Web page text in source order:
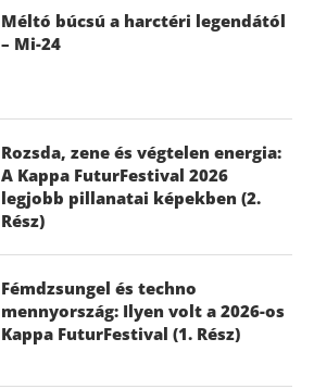
Méltó búcsú a harctéri legendától
– Mi-24
Rozsda, zene és végtelen energia:
A Kappa FuturFestival 2026
legjobb pillanatai képekben (2.
Rész)
Fémdzsungel és techno
mennyország: Ilyen volt a 2026-os
Kappa FuturFestival (1. Rész)